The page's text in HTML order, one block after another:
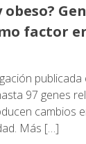
obeso?
factor
97 genes
cambios
Más […]